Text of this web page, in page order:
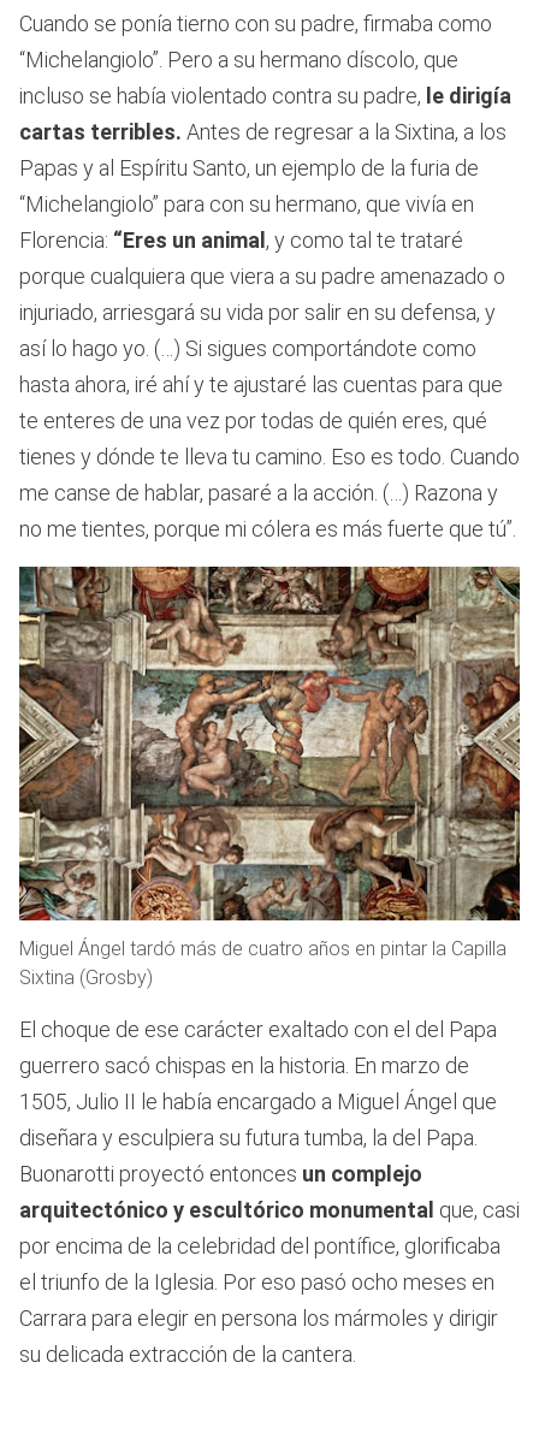
Cuando se ponía tierno con su padre, firmaba como
“Michelangiolo”. Pero a su hermano díscolo, que
incluso se había violentado contra su padre, le dirigía
cartas terribles. Antes de regresar a la Sixtina, a los
Papas y al Espíritu Santo, un ejemplo de la furia de
“Michelangiolo” para con su hermano, que vivía en
Florencia: “Eres un animal , y como tal te trataré
porque cualquiera que viera a su padre amenazado o
injuriado, arriesgará su vida por salir en su defensa, y
así lo hago yo. (…) Si sigues comportándote como
hasta ahora, iré ahí y te ajustaré las cuentas para que
te enteres de una vez por todas de quién eres, qué
tienes y dónde te lleva tu camino. Eso es todo. Cuando
me canse de hablar, pasaré a la acción. (…) Razona y
no me tientes, porque mi cólera es más fuerte que tú”.
Miguel Ángel tardó más de cuatro años en pintar la Capilla
Sixtina (Grosby)
El choque de ese carácter exaltado con el del Papa
guerrero sacó chispas en la historia. En marzo de
1505, Julio II le había encargado a Miguel Ángel que
diseñara y esculpiera su futura tumba, la del Papa.
Buonarotti proyectó entonces un complejo
arquitectónico y escultórico monumental que, casi
por encima de la celebridad del pontífice, glorificaba
el triunfo de la Iglesia. Por eso pasó ocho meses en
Carrara para elegir en persona los mármoles y dirigir
su delicada extracción de la cantera.